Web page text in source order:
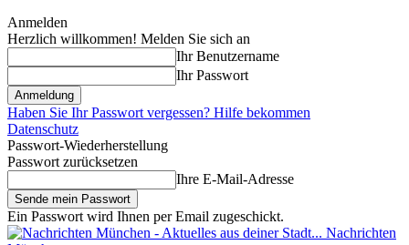
Anmelden
Herzlich willkommen! Melden Sie sich an
Ihr Benutzername
Ihr Passwort
Haben Sie Ihr Passwort vergessen? Hilfe bekommen
Datenschutz
Passwort-Wiederherstellung
Passwort zurücksetzen
Ihre E-Mail-Adresse
Ein Passwort wird Ihnen per Email zugeschickt.
Nachrichten